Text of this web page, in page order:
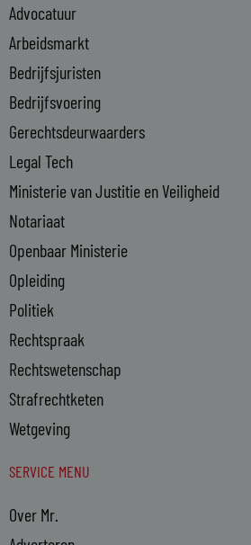
d
i
n
-
i
n
Advocatuur
Arbeidsmarkt
Bedrijfsjuristen
Bedrijfsvoering
Gerechtsdeurwaarders
Legal Tech
Ministerie van Justitie en Veiligheid
Notariaat
Openbaar Ministerie
Opleiding
Politiek
Rechtspraak
Rechtswetenschap
Strafrechtketen
Wetgeving
SERVICE MENU
Over Mr.